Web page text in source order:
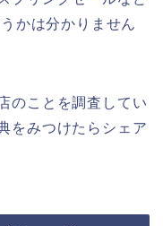
かは分かりません
のことを調査してい
をみつけたらシェア